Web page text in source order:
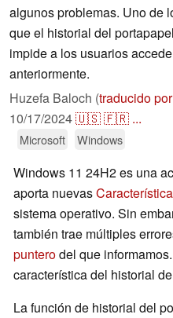
algunos problemas. Uno de
que el historial del
impide a los usuarios
anteriormente.
Huzefa Baloch (traducido por
10/17/2024🇺🇸🇫🇷 ...
Microsoft Windows
Windows 11 24H2 es una
aporta nuevas
sistema operativo. Sin
también trae múltiples
punterodel que
característica del historial
La función de historial del